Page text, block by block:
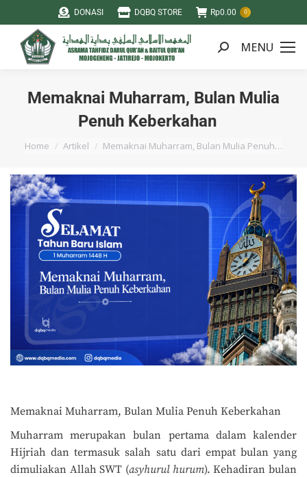
DONASI DQBQ STORE Rp0.00 0
MENU
Memaknai Muharram, Bulan Mulia
Penuh Keberkahan
You are here:
Home Artikel Memaknai Muharram, Bulan Mulia Penuh…
Memaknai Muharram, Bulan Mulia Penuh Keberkahan
Muharram merupakan bulan pertama dalam kalender
Hijriah dan termasuk salah satu dari empat bulan yang
dimuliakan Allah SWT (asyhurul hurum). Kehadiran bulan